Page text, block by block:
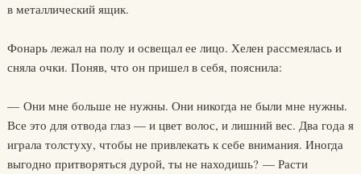
в металлический ящик.
Фонарь лежал на полу и освещал ее лицо. Хелен рассмеялась и
сняла очки. Поняв, что он пришел в себя, пояснила:
— Они мне больше не нужны. Они никогда не были мне нужны.
Все это для отвода глаз — и цвет волос, и лишний вес. Два года я
играла толстуху, чтобы не привлекать к себе внимания. Иногда
выгодно притворяться дурой, ты не находишь? — Расти